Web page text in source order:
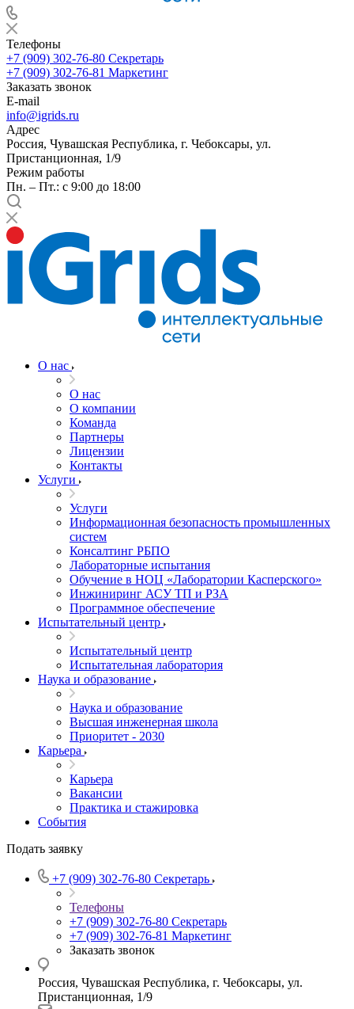
Телефоны
+7 (909) 302-76-80 Секретарь
+7 (909) 302-76-81 Маркетинг
Заказать звонок
E-mail
info@igrids.ru
Адрес
Россия, Чувашская Республика, г. Чебоксары, ул.
Пристанционная, 1/9
Режим работы
Пн. – Пт.: с 9:00 до 18:00
О нас
О нас
О компании
Команда
Партнеры
Лицензии
Контакты
Услуги
Услуги
Информационная безопасность промышленных
систем
Консалтинг РБПО
Лабораторные испытания
Обучение в НОЦ «Лаборатории Касперского»
Инжиниринг АСУ ТП и РЗА
Программное обеспечение
Испытательный центр
Испытательный центр
Испытательная лаборатория
Наука и образование
Наука и образование
Высшая инженерная школа
Приоритет - 2030
Карьера
Карьера
Вакансии
Практика и стажировка
События
Подать заявку
+7 (909) 302-76-80 Секретарь
Телефоны
+7 (909) 302-76-80 Секретарь
+7 (909) 302-76-81 Маркетинг
Заказать звонок
Россия, Чувашская Республика, г. Чебоксары, ул.
Пристанционная, 1/9